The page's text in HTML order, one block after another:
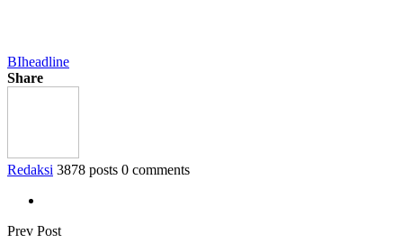
BIheadline
Share
Redaksi 3878 posts 0 comments
Prev Post